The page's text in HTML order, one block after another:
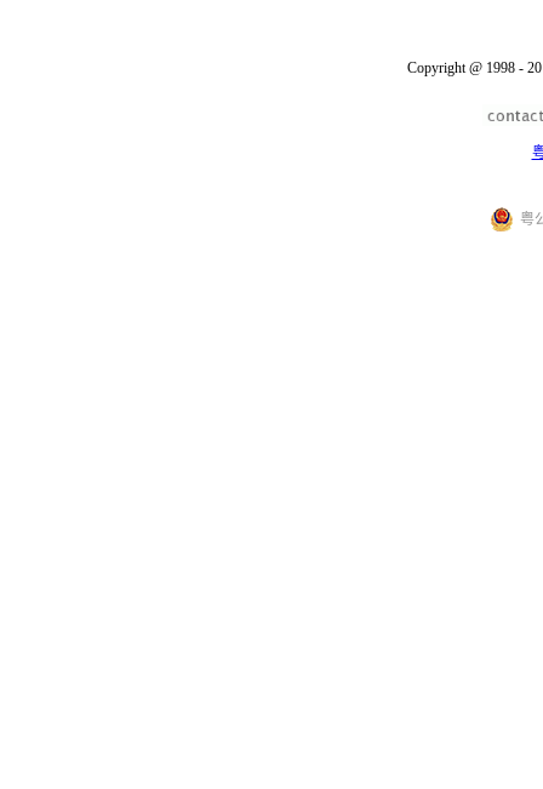
Copyright @ 1998 -
粤